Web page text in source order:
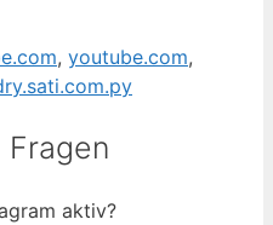
, youtube.com,
aktiv?